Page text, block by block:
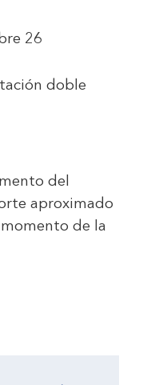
26
doble
del
aproximado
de la